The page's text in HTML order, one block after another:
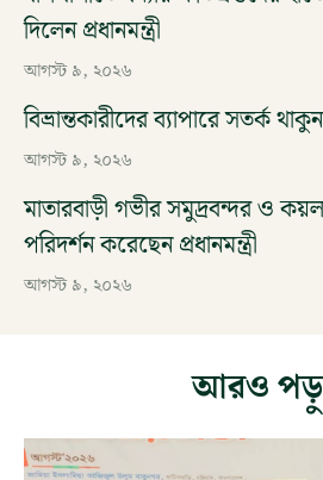
দিলেন প্রধানমন্ত্রী
আগস্ট ৯, ২০২৬
বিভ্রান্তকারীদের ব্যাপারে সতর্ক থাকুন
আগস্ট ৯, ২০২৬
মাতারবাড়ী গভীর সমুদ্রবন্দর ও
পরিদর্শন করেছেন প্রধানমন্ত্রী
আগস্ট ৯, ২০২৬
আরও